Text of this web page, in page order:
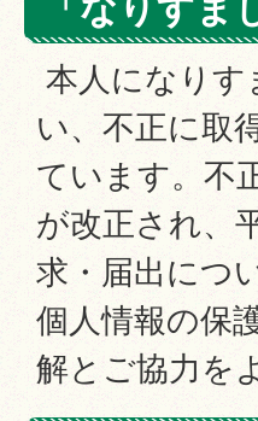
「なりすま
本人になりす
い、不正に取
ています。不
が改正され、
求・届出につ
個人情報の保
解とご協力を